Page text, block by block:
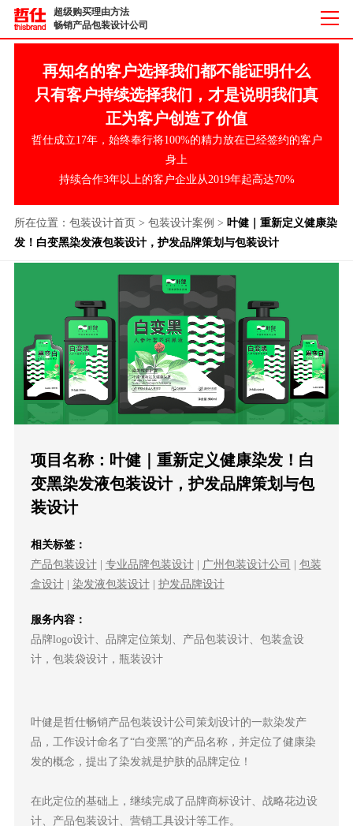
超级购买理由方法
畅销产品包装设计公司
再知名的客户选择我们都不能证明什么
只有客户持续选择我们，才是说明我们真
正为客户创造了价值
哲仕成立17年，始终奉行将100%的精力放在已经签约的客户
身上
持续合作3年以上的客户企业从2019年起高达70%
所在位置： 包装设计首页 > 包装设计案例 > 叶健｜重新定义健康染
发！白变黑染发液包装设计，护发品牌策划与包装设计
项目名称：叶健｜重新定义健康染发！白
变黑染发液包装设计，护发品牌策划与包
装设计
相关标签：
产品包装设计| 专业品牌包装设计| 广州包装设计公司 | 包装
盒设计| 染发液包装设计| 护发品牌设计
服务内容：
品牌logo设计、品牌定位策划、产品包装设计、包装盒设
计，包装袋设计，瓶装设计
叶健是哲仕畅销产品包装设计公司策划设计的一款染发产
品，工作设计命名了“白变黑”的产品名称，并定位了健康染
发的概念，提出了染发就是护肤的品牌定位！
在此定位的基础上，继续完成了品牌商标设计、战略花边设
计、产品包装设计、营销工具设计等工作。